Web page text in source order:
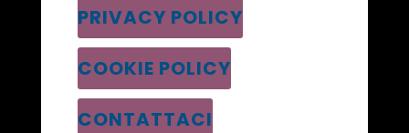
PRIVACY POLICY
COOKIE POLICY
CONTATTACI